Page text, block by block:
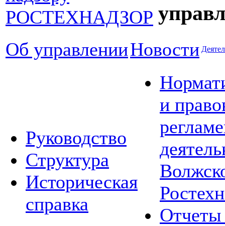
Об управленииНовости
Руководство
Структура
Историческая
справка
и
Отчеты